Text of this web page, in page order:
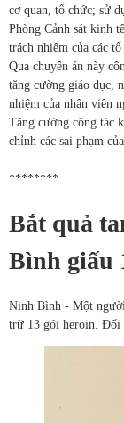
cơ quan, tổ chức; sử
Phòng Cảnh sát kinh
trách nhiệm của các
Qua chuyên án này
tăng cường giáo dục,
nhiệm của nhân viên
Tăng cường công tác
chỉnh các sai phạm
********
Bắt quả
Bình giấu
Ninh Bình - Một
trữ 13 gói heroin. Đối